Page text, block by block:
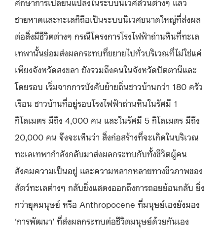
ชายหาดและทะเลก็ถือเป็นระบบนิเวศขนาดใหญ่ที่ส่งผล
ต่อสิ่งมีชีวิตต่างๆ กรณีโครงการโรงไฟฟ้าถ่านหินที่ทะเล
เทพานั้นย่อมส่งผลกระทบที่ขยายไปทั่วบริเวณที่ไม่ใช่แค่
เพียงจังหวัดสงขลา ยังรวมถึงคนในจังหวัดปัตตานีและ
โดยรอบ เริ่มจากการบังคับย้ายถิ่นชาวบ้านกว่า 180 ครัว
เรือน ชาวบ้านที่อยู่รอบโรงไฟฟ้าถ่านหินในรัศมี 1
กิโลเมตร มีถึง 4,000 คน และในรัศมี 5 กิโลเมตร มีถึง
20,000 คน จึงจะเห็นว่า สิ่งก่อสร้างที่จะเกิดในบริเวณ
ทะเลเทพากำลังกลับมาส่งผลกระทบกับทั้งชีวิตผู้คน
สังคมความเป็นอยู่ และความหลากหลายทางชีวภาพของ
สัตว์ทะเลต่างๆ กลับยิ่งแสดงออกถึงการถอยย้อนกลับ ยิ่ง
กว่ายุคมนุษย์ หรือ Anthropocene ที่มนุษย์เองยังมอง
‘การพัฒนา’ ที่ส่งผลกระทบต่อชีวิตมนุษย์ด้วยกันเอง